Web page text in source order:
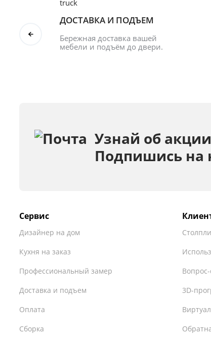
ДОСТАВКА И ПОДЪЕМ
Бережная доставка вашей
мебели и подъём до двери.
Узнай об акции
Подпишись на
Сервис
Дизайнер на дом
Кухня на заказ
Профессиональный замер
Доставка и подъем
Оплата
Сборка
3D-